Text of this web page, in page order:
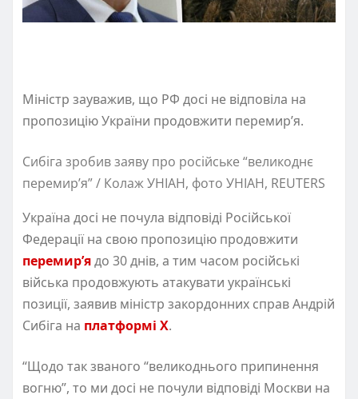
Міністр зауважив, що РФ досі не відповіла на
пропозицію України продовжити перемир’я.
Сибіга зробив заяву про російське “великоднє
перемир’я” / Колаж УНІАН, фото УНІАН, REUTERS
Україна досі не почула відповіді Російської
Федерації на свою пропозицію продовжити
перемир’ядо 30 днів, а тим часом російські
війська продовжують атакувати українські
позиції, заявив міністр закордонних справ Андрій
Сибіга на платформі Х.
“Щодо так званого “великоднього припинення
вогню”, то ми досі не почули відповіді Москви на